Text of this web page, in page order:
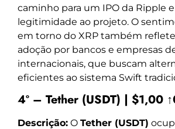
caminho para um IPO da Ripple
legitimidade ao projeto. O
em torno do XRP também
adoção por bancos e empresas
internacionais, que buscam
eficientes ao sistema Swift
4º – Tether (USDT) | $1,00
Descrição: O Tether (USDT)